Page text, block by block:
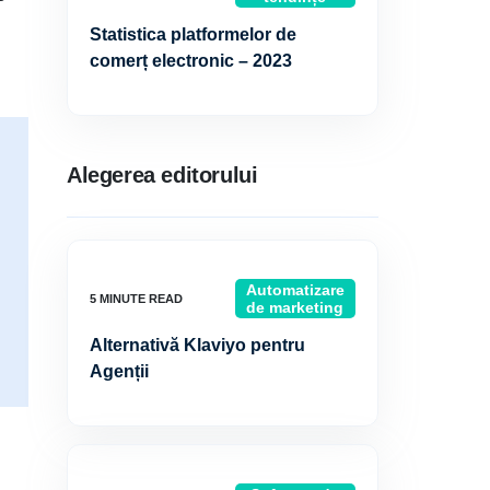
Statistica platformelor de
comerț electronic – 2023
Alegerea editorului
Automatizare
de marketing
Alternativă Klaviyo pentru
Agenții